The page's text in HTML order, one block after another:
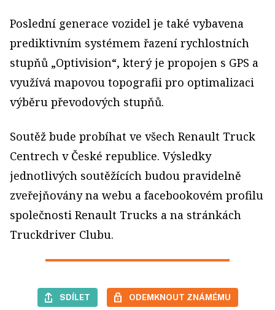
Poslední generace vozidel je také vybavena
prediktivním systémem řazení rychlostních
stupňů „Optivision“, který je propojen s GPS a
využívá mapovou topografii pro optimalizaci
výběru převodových stupňů.
Soutěž bude probíhat ve všech Renault Truck
Centrech v České republice. Výsledky
jednotlivých soutěžících budou pravidelně
zveřejňovány na webu a facebookovém profilu
společnosti Renault Trucks a na stránkách
Truckdriver Clubu.
SDÍLET ODEMKNOUT ZNÁMÉMU